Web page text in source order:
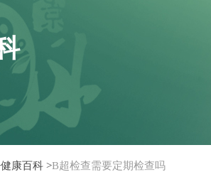
健康百科 >B超检查需要定期检查吗